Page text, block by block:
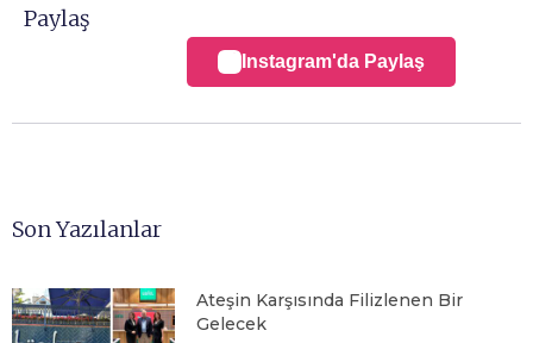
Paylaş
Instagram'da Paylaş
Son Yazılanlar
Ateşin Karşısında Filizlenen Bir
Gelecek